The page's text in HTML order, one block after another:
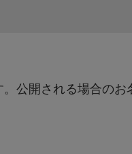
公開される場合の